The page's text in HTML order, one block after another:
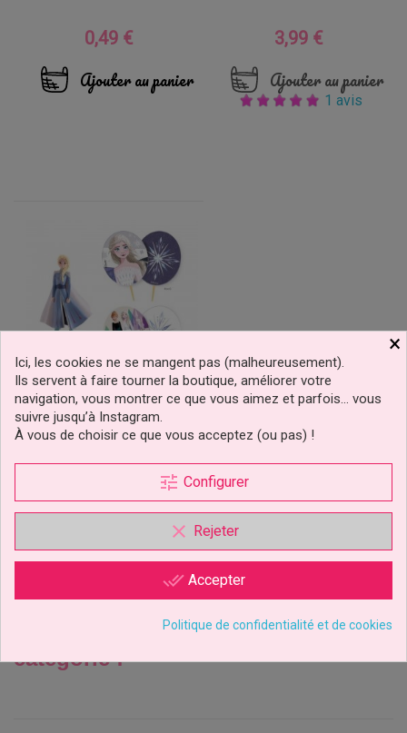
Prix
0,49 €
Ajouter au panier
Prix
3,99 €
Ajouter au panier
1 avis
Figurine 3D En Pvc Elsa La
Reine Des Neiges 2
Ajouter au panier
5 autres produits dans la même
catégorie :
×
Ici, les cookies ne se mangent pas (malheureusement).
Ils servent à faire tourner la boutique, améliorer votre
navigation, vous montrer ce que vous aimez et parfois… vous
suivre jusqu’à Instagram.
À vous de choisir ce que vous acceptez (ou pas) !
tune Configurer
clear Rejeter
done_all Accepter
Politique de confidentialité et de cookies